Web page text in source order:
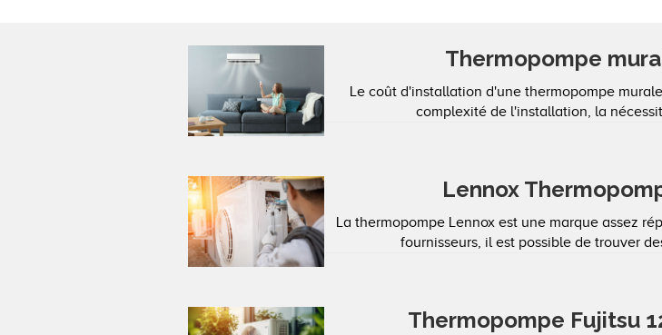
Thermopompe
Le coût d'installation d'une thermopompe
complexité de l'installation, la
Lennox
La thermopompe Lennox est une marque assez
fournisseurs, il est possible de trouver
Thermopompe Fujitsu